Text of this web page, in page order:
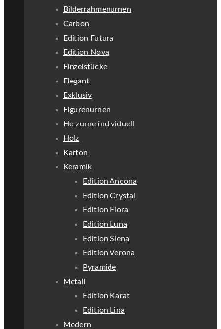
Bilderrahmenurnen
Carbon
Edition Futura
Edition Nova
Einzelstücke
Elegant
Exklusiv
Figurenurnen
Herzurne individuell
Holz
Karton
Keramik
Edition Ancona
Edition Crystal
Edition Flora
Edition Luna
Edition Siena
Edition Verona
Pyramide
Metall
Edition Karat
Edition Lina
Modern